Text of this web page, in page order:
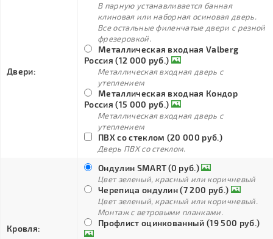
Двери:
В парную устанавливается банная
клиновая или наборная осиновая дверь.
Все остальные филенчатые двери с резной
фрезеровкой.
Металлическая входная Valberg
Россия (12 000 руб.)
Металлическая входная дверь с
утеплением
Металлическая входная Кондор
Россия (15 000 руб.)
Металлическая входная дверь с
утеплением
ПВХ со стеклом (20 000 руб.)
Дверь ПВХ со стеклом.
Кровля:
Ондулин SMART (0 руб.)
Цвет зеленый, красный или коричневый
Черепица ондулин (7 200 руб.)
Цвет зеленый, красный или коричневый.
Монтаж с ветровыми планками.
Профлист оцинкованный (19 500 руб.)